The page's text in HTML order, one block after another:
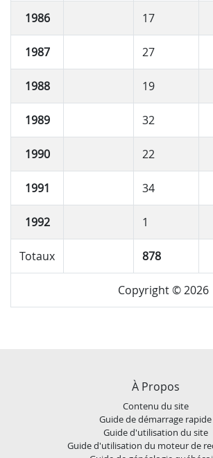
1986 17
1987 27
1988 19
1989 32
1990 22
1991 34
1992 1
Totaux 878
Copyright © 2026
À Propos
Contenu du site
Guide de démarrage rapide
Guide d'utilisation du site
Guide d'utilisation du moteur de